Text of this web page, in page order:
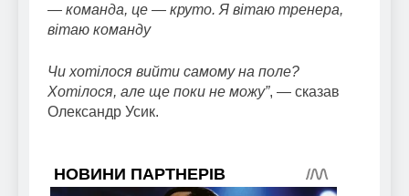
— команда, це — круто. Я вітаю тренера,
вітаю команду
Чи хотілося вийти самому на поле?
Хотілося, але ще поки не можу”, — сказав
Олександр Усик.